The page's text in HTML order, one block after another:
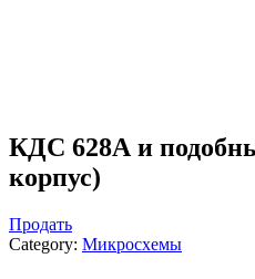
КДС 628А и
корпус)
Продать
Category: Микросхемы